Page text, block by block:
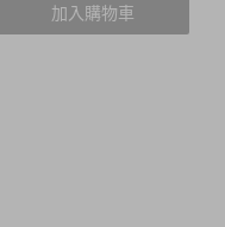
加入購物車